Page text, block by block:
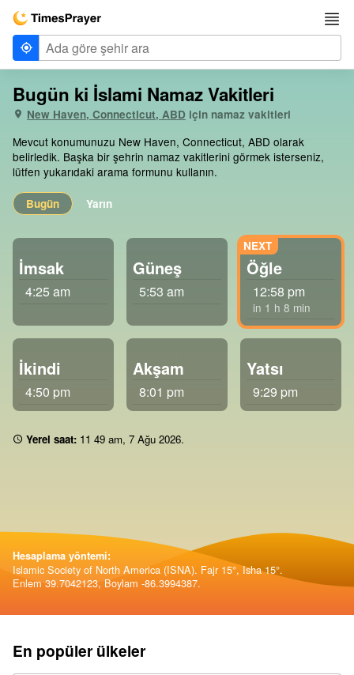
Bugün ki İslami Namaz Vakitleri
New Haven, Connecticut, ABD için namaz vakitleri
Mevcut konumunuzu New Haven, Connecticut, ABD olarak
belirledik. Başka bir şehrin namaz vakitlerini görmek isterseniz,
lütfen yukarıdaki arama formunu kullanın.
Bugün Yarın
İmsak
4:25 am
Güneş
5:53 am
Öğle
12:58 pm
in 1 h 8 min
İkindi
4:50 pm
Akşam
8:01 pm
Yatsı
9:29 pm
Yerel saat: 11:49 am, 7 Ağu 2026.
Hesaplama yöntemi:
Islamic Society of North America (ISNA). Fajr 15°, Isha 15°.
Enlem 39.7042123, Boylam -86.3994387.
En popüler ülkeler